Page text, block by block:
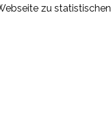
zu